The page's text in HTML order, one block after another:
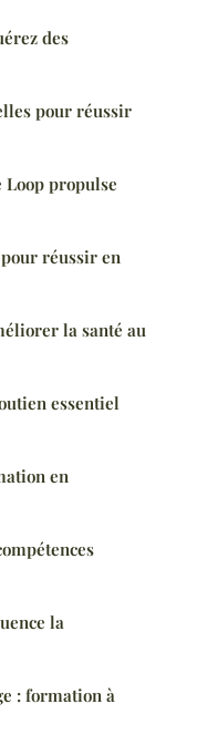
des
pour réussir
propulse
réussir en
la santé au
essentiel
en
la
: formation à